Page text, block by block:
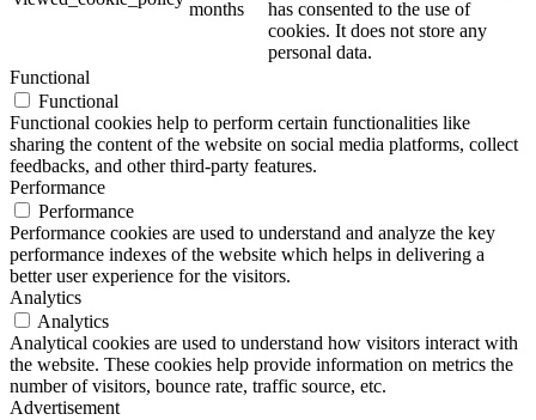
months
has consented to the use of
cookies. It does not store any
personal data.
Functional
Functional
Functional cookies help to perform certain functionalities like
sharing the content of the website on social media platforms, collect
feedbacks, and other third-party features.
Performance
Performance
Performance cookies are used to understand and analyze the key
performance indexes of the website which helps in delivering a
better user experience for the visitors.
Analytics
Analytics
Analytical cookies are used to understand how visitors interact with
the website. These cookies help provide information on metrics the
number of visitors, bounce rate, traffic source, etc.
Advertisement